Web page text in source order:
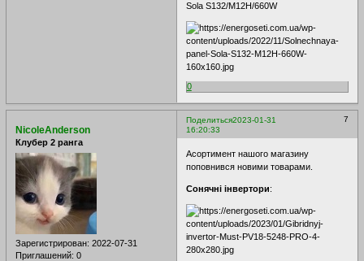
Sola S132/M12H/660W
0
Поделиться 7
2023-01-31
16:20:33
NicoleAnderson
Клубер 2 ранга
Зарегистрирован: 2022-07-31
Приглашений: 0
Асортимент нашого магазину
поповнився новими товарами.
Сонячні інвертори: